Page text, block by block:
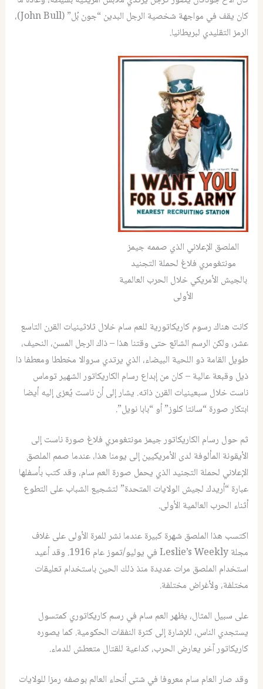
كان يقف في مواجهة شخصية الرجل البدين “جون بُل” (John Bull)،
الرمز التقليدي لبريطانيا.
الملصق الإعلاني الذي صممه جيمز
مونتغومري فلاغ لحملة التجنيد
بالجيش الأمريكي خلال الحرب العالمية
الأولى
كانت هناك رسوم كاريكاتورية للعم سام خلال ثلاثينيات القرن التاسع
عشر، ولكن الرسم الشائع حتى وقتنا هذا – ذاك الرجل المسن، النحيف،
طويل القامة ذو اللحية البيضاء، الذي يرتدي سروالا مخططا ومعطفا ذا
ذيل وقبعة عالية – كان من إبداع رسام الكاريكاتور الشهير توماس
ناست خلال سبعينيات القرن ذاته. يشار إلى أن ناست يُعزى إليه أيضا
ابتكار صورة “سانتا كلوز” أو “بابا نويل”.
ثم حول رسام الكاريكاتور جيمز مونتغومري فلاغ صورة ناست إلى
الأيقونة المألوفة لدى الأمريكيين إلى يومنا هذا، عندما صمم الملصق
الإعلاني لحملة التجنيد الذي يحمل صورة العم سام، وقد كتب بأسفلها
عبارة “أريدك لجيش الولايات المتحدة” لتشجيع الشباب على التطوع
أثناء الحرب العالمية الأولى.
اكتسب هذا الملصق شهرة كبيرة عندما نشر للمرة الأولى على غلاف
مجلة Leslie’s Weekly في يوليو/تموز عام 1916. وقد أعيد
استخدام الملصق مرات عديدة منذ ذلك الحين باستخدام تعليقات
مختلفة، ولأغراض مختلفة.
على سبيل المثال، يظهر العم سام في رسم كاريكاتوري كمتسول
يستجدي الناس، للإشارة إلى كثرة النفقات الحكومية. كما يصوره
كاريكاتور آخر يعارض الحرب، كداعية للقتال متعطش للدماء.
وقد صار العام سام معروفا في شتى أنحاء العالم بوصفه رمزا للولايات